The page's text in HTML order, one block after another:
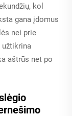
kol
gana įdomus
nei prie
užtikrina
aštrūs net po